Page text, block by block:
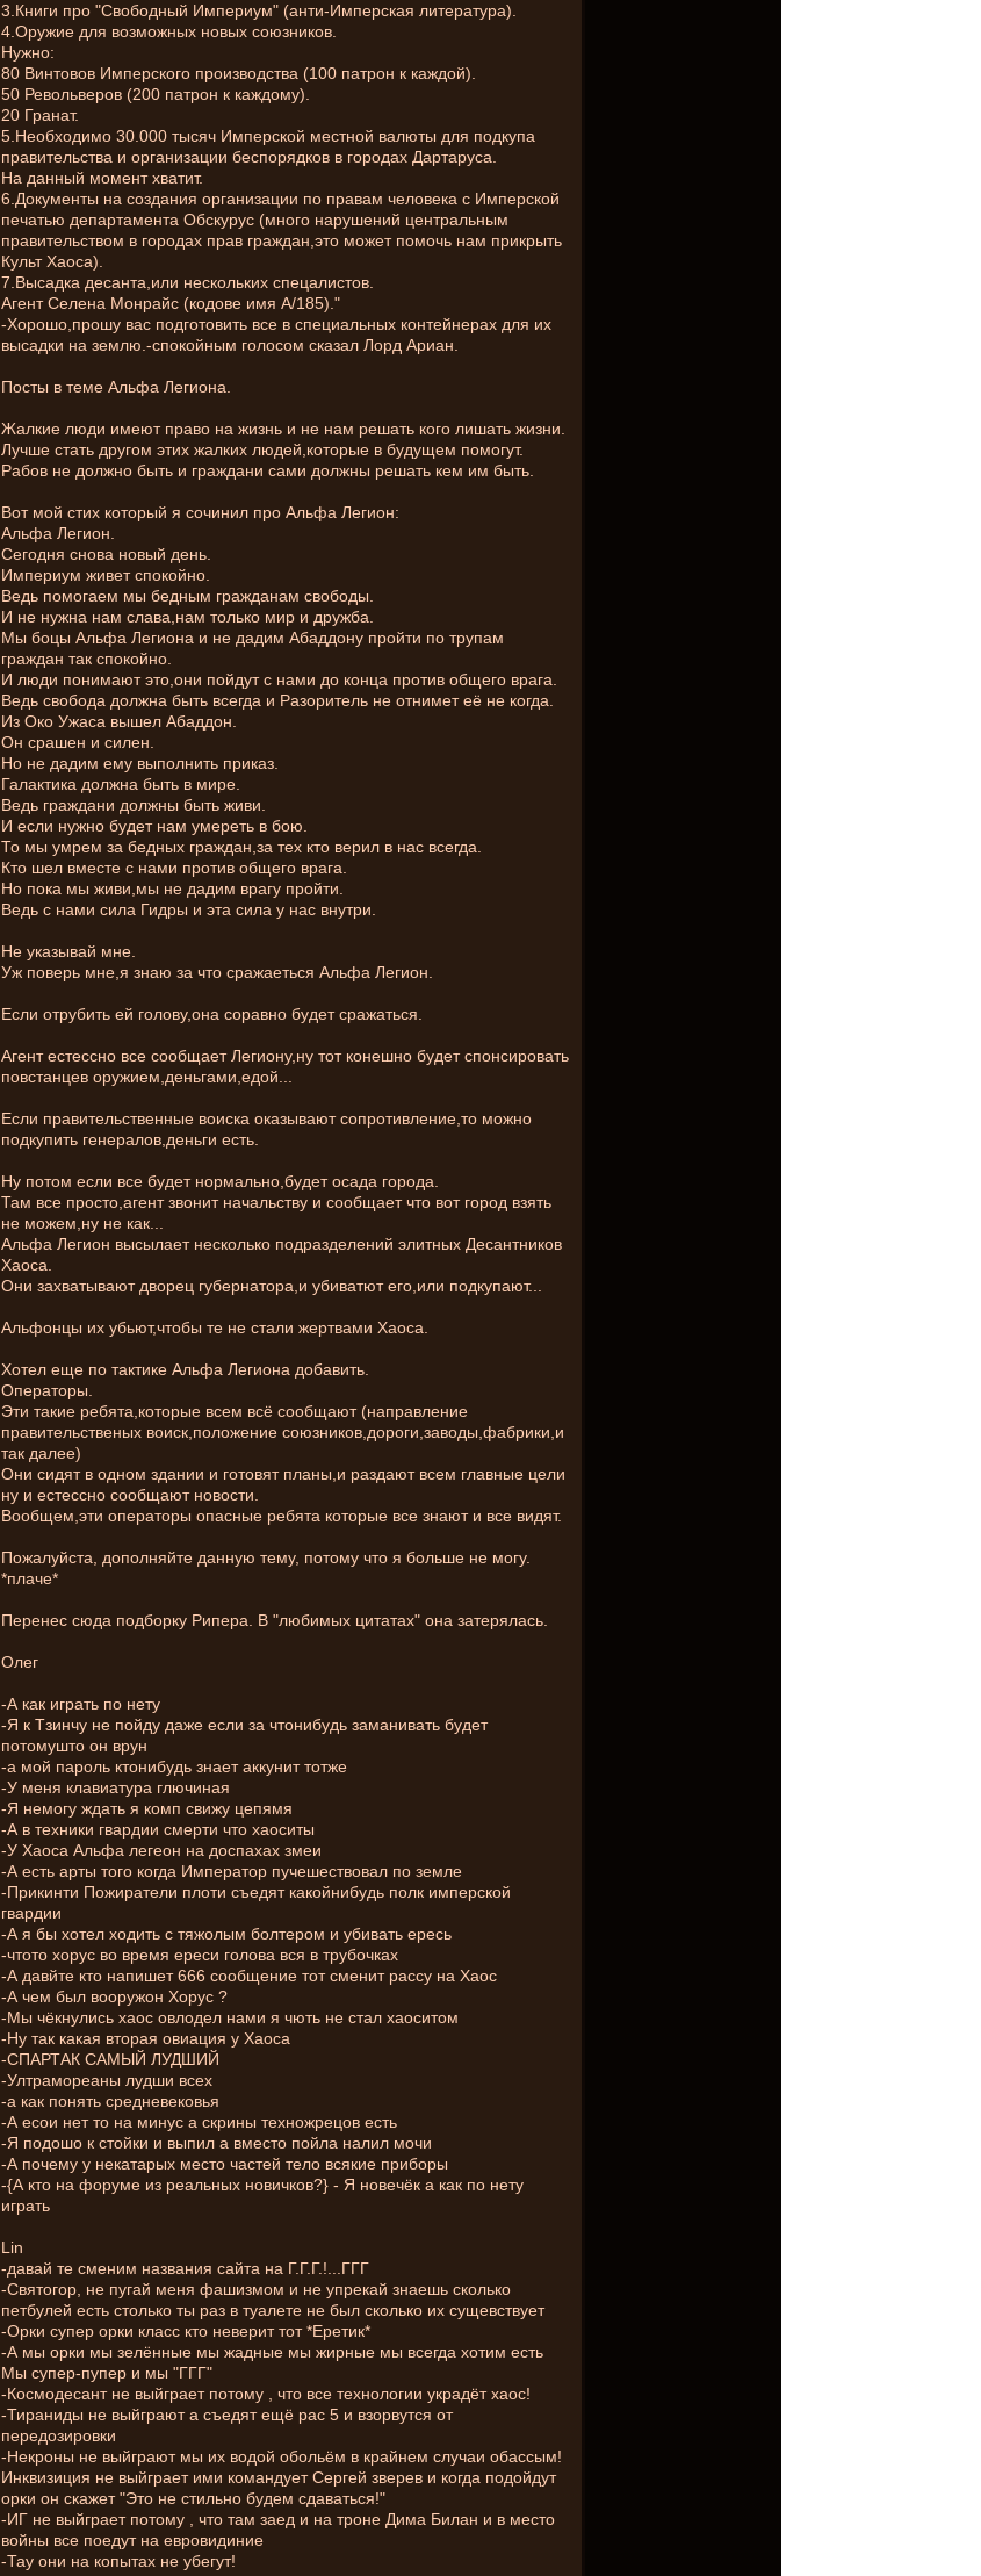
3.Книги про "Свободный Империум" (анти-Имперская литература).
4.Оружие для возможных новых союзников.
Нужно:
80 Винтовов Имперского производства (100 патрон к каждой).
50 Револьверов (200 патрон к каждому).
20 Гранат.
5.Необходимо 30.000 тысяч Имперской местной валюты для подкупа
правительства и организации беспорядков в городах Дартаруса.
На данный момент хватит.
6.Документы на создания организации по правам человека с Имперской
печатью департамента Обскурус (много нарушений центральным
правительством в городах прав граждан,это может помочь нам прикрыть
Культ Хаоса).
7.Высадка десанта,или нескольких спецалистов.
Агент Селена Монрайс (кодове имя А/185)."
-Хорошо,прошу вас подготовить все в специальных контейнерах для их
высадки на землю.-спокойным голосом сказал Лорд Ариан.
Посты в теме Альфа Легиона.
Жалкие люди имеют право на жизнь и не нам решать кого лишать жизни.
Лучше стать другом этих жалких людей,которые в будущем помогут.
Рабов не должно быть и граждани сами должны решать кем им быть.
Вот мой стих который я сочинил про Альфа Легион:
Альфа Легион.
Сегодня снова новый день.
Империум живет спокойно.
Ведь помогаем мы бедным гражданам свободы.
И не нужна нам слава,нам только мир и дружба.
Мы боцы Альфа Легиона и не дадим Абаддону пройти по трупам
граждан так спокойно.
И люди понимают это,они пойдут с нами до конца против общего врага.
Ведь свобода должна быть всегда и Разоритель не отнимет её не когда.
Из Око Ужаса вышел Абаддон.
Он срашен и силен.
Но не дадим ему выполнить приказ.
Галактика должна быть в мире.
Ведь граждани должны быть живи.
И если нужно будет нам умереть в бою.
То мы умрем за бедных граждан,за тех кто верил в нас всегда.
Кто шел вместе с нами против общего врага.
Но пока мы живи,мы не дадим врагу пройти.
Ведь с нами сила Гидры и эта сила у нас внутри.
Не указывай мне.
Уж поверь мне,я знаю за что сражаеться Альфа Легион.
Если отрубить ей голову,она соравно будет сражаться.
Агент естессно все сообщает Легиону,ну тот конешно будет спонсировать
повстанцев оружием,деньгами,едой...
Если правительственные воиска оказывают сопротивление,то можно
подкупить генералов,деньги есть.
Ну потом если все будет нормально,будет осада города.
Там все просто,агент звонит начальству и сообщает что вот город взять
не можем,ну не как...
Альфа Легион высылает несколько подразделений элитных Десантников
Хаоса.
Они захватывают дворец губернатора,и убиватют его,или подкупают...
Альфонцы их убьют,чтобы те не стали жертвами Хаоса.
Хотел еще по тактике Альфа Легиона добавить.
Операторы.
Эти такие ребята,которые всем всё сообщают (направление
правительственых воиск,положение союзников,дороги,заводы,фабрики,и
так далее)
Они сидят в одном здании и готовят планы,и раздают всем главные цели
ну и естессно сообщают новости.
Вообщем,эти операторы опасные ребята которые все знают и все видят.
Пожалуйста, дополняйте данную тему, потому что я больше не могу.
*плаче*
Перенес сюда подборку Рипера. В "любимых цитатах" она затерялась.
Олег
-А как играть по нету
-Я к Тзинчу не пойду даже если за чтонибудь заманивать будет
потомушто он врун
-а мой пароль ктонибудь знает аккунит тотже
-У меня клавиатура глючиная
-Я немогу ждать я комп свижу цепямя
-А в техники гвардии смерти что хаоситы
-У Хаоса Альфа легеон на доспахах змеи
-А есть арты того когда Император пучешествовал по земле
-Прикинти Пожиратели плоти съедят какойнибудь полк имперской
гвардии
-А я бы хотел ходить с тяжолым болтером и убивать ересь
-чтото хорус во время ереси голова вся в трубочках
-А давйте кто напишет 666 сообщение тот сменит рассу на Хаос
-А чем был вооружон Хорус ?
-Мы чёкнулись хаос овлодел нами я чють не стал хаоситом
-Ну так какая вторая овиация у Хаоса
-СПАРТАК САМЫЙ ЛУДШИЙ
-Ултрамореаны лудши всех
-а как понять средневековья
-А есои нет то на минус а скрины техножрецов есть
-Я подошо к стойки и выпил а вместо пойла налил мочи
-А почему у некатарых место частей тело всякие приборы
-{А кто на форуме из реальных новичков?} - Я новечёк а как по нету
играть
Lin
-давай те сменим названия сайта на Г.Г.Г.!...ГГГ
-Святогор, не пугай меня фашизмом и не упрекай знаешь сколько
петбулей есть столько ты раз в туалете не был сколько их сущевствует
-Орки супер орки класс кто неверит тот *Еретик*
-А мы орки мы зелённые мы жадные мы жирные мы всегда хотим есть
Мы супер-пупер и мы "ГГГ"
-Космодесант не выйграет потому , что все технологии украдёт хаос!
-Тираниды не выйграют а съедят ещё рас 5 и взорвутся от
передозировки
-Некроны не выйграют мы их водой обольём в крайнем случаи обассым!
Инквизиция не выйграет ими командует Сергей зверев и когда подойдут
орки он скажет "Это не стильно будем сдаваться!"
-ИГ не выйграет потому , что там заед и на троне Дима Билан и в место
войны все поедут на евровидиние
-Тау они на копытах не убегут!